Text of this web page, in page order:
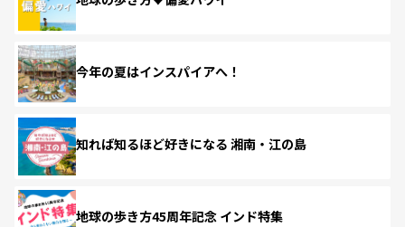
今年の夏はインスパイアへ！
知れば知るほど好きになる 湘南・江の島
地球の歩き方45周年記念 インド特集